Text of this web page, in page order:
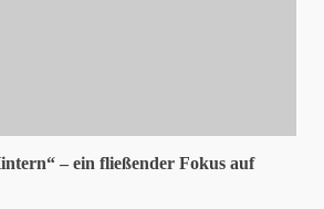
– ein fließender Fokus auf